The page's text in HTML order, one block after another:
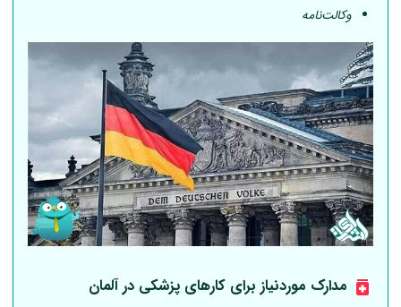
وکالت‌نامه
مدارک موردنیاز برای کارهای پزشکی درآلمان